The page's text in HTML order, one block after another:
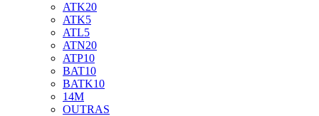
ATK20
ATK5
ATL5
ATN20
ATP10
BAT10
BATK10
14M
OUTRAS